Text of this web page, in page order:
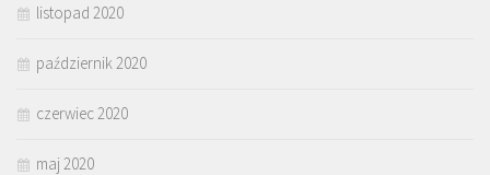
listopad 2020
październik 2020
czerwiec 2020
maj 2020